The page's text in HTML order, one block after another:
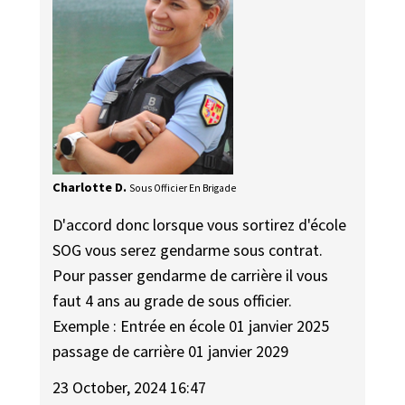
Charlotte D. Sous Officier En Brigade
D'accord donc lorsque vous sortirez d'école
SOG vous serez gendarme sous contrat.
Pour passer gendarme de carrière il vous
faut 4 ans au grade de sous officier.
Exemple : Entrée en école 01 janvier 2025
passage de carrière 01 janvier 2029
23 October, 2024 16:47